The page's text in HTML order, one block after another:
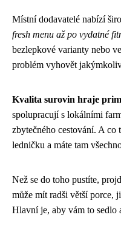
Místní dodavatelé nabízí
fresh menu až po vydatné
bezlepkové varianty nebo
problém vyhovět
Kvalita surovin hraje prim
spolupracují s lokálními
zbytečného cestování. A co
ledničku a máte tam
Než se do toho pustíte,
může mít radši větší porce,
Hlavní je, aby vám to sedlo